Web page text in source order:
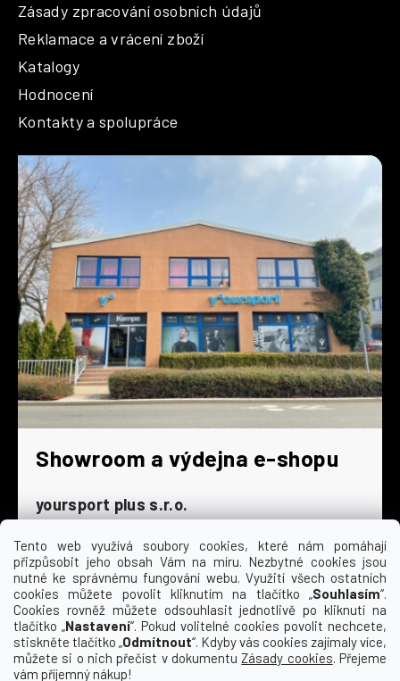
Tento web využívá soubory cookies, které nám pomáhají
přizpůsobit jeho obsah Vám na míru. Nezbytné cookies jsou
nutné ke správnému fungování webu. Využití všech ostatních
cookies můžete povolit kliknutím na tlačítko „Souhlasím“.
Cookies rovněž můžete odsouhlasit jednotlivě po kliknutí na
tlačítko „Nastavení“. Pokud volitelné cookies povolit nechcete,
stiskněte tlačítko „Odmítnout“. Kdyby vás cookies zajímaly více,
můžete si o nich přečíst v dokumentuZásady cookies. Přejeme
vám příjemný nákup!
Zásady zpracování osobních údajů
Reklamace a vrácení zboží
Katalogy
Hodnocení
Kontakty a spolupráce
Showroom a výdejna e-shopu
yoursport plus s.r.o.
Dyjská 845/4
196 00 Praha 9 - Čakovice
Po - Čt
9:00 - 16:30
Pá
9:00 - 15:30
So
zavřeno
Ne
zavřeno